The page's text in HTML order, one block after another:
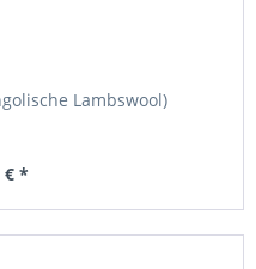
Lambswool)
€ *